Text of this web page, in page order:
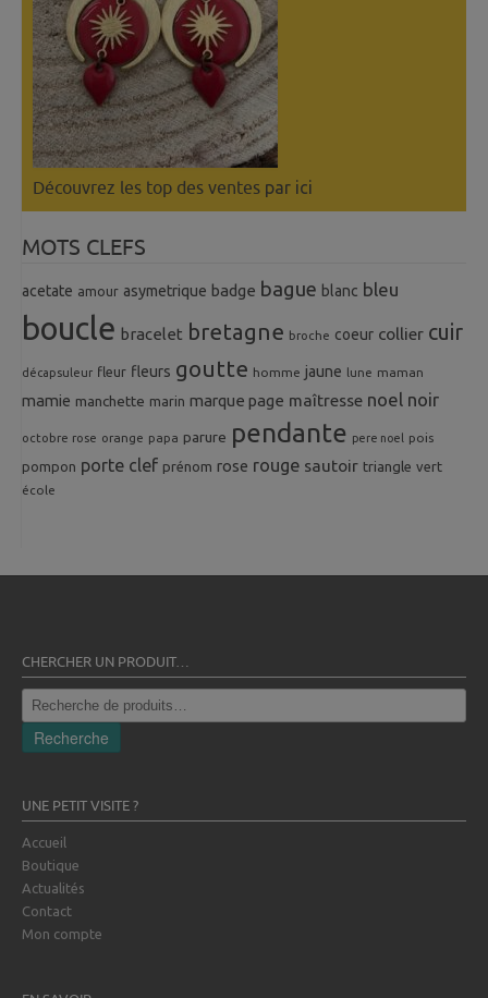
Découvrez les top des ventes par ici
MOTS CLEFS
acetate amour asymetrique badge bague blanc bleu
boucle bracelet bretagne broche coeur collier cuir
décapsuleur fleur fleurs goutte homme jaune lune maman
mamie manchette marin marque page maîtresse noel noir
octobre rose orange papa parure pendante pere noel pois
pompon porte clef prénom rose rouge sautoir triangle vert
école
CHERCHER UN PRODUIT…
Recherche
pour :
Recherche
UNE PETIT VISITE ?
Accueil
Boutique
Actualités
Contact
Mon compte